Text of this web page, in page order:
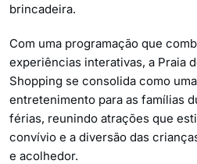
brincadeira.
Com uma programação que
experiências interativas, a Praia
Shopping se consolida como
entretenimento para as famílias
férias, reunindo atrações que
convívio e a diversão das
e acolhedor.